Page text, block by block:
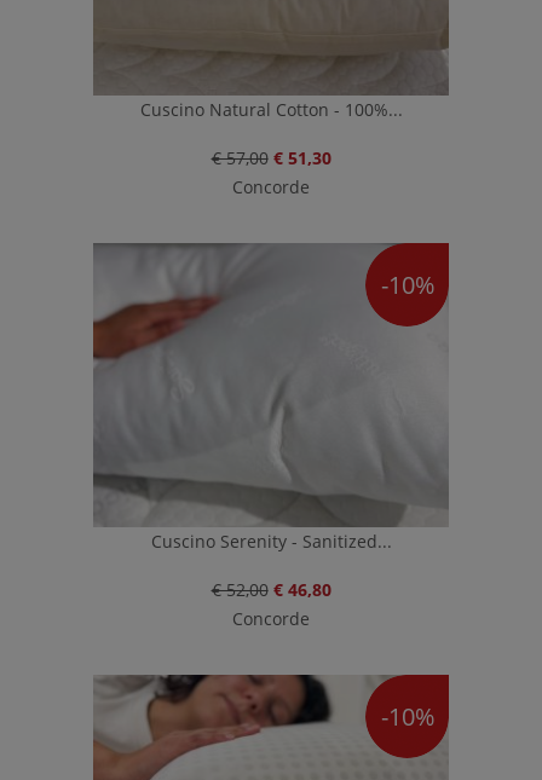
Cuscino Natural Cotton - 100%...
€ 57,00 € 51,30
Concorde
-10%
Cuscino Serenity - Sanitized...
€ 52,00 € 46,80
Concorde
-10%